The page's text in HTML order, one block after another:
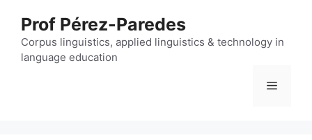
content
Prof Pérez-Paredes
Corpus linguistics, applied linguistics & technology in
language education
Menu